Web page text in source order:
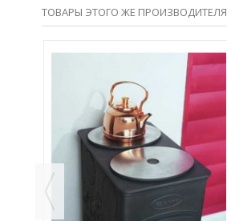
ТОВАРЫ ЭТОГО ЖЕ ПРОИЗВОДИТЕЛЯ